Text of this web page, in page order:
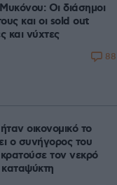
Οι διάσημοι
και οι sold out
και νύχτες
88
οικονομικό το
ο συνήγορος του
τον νεκρό